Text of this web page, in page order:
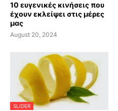
10 ευγενικές κινήσεις που
έχουν εκλείψει στις μέρες
μας
August 20, 2024
SLIDER